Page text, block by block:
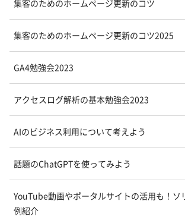
集客のためのホームページ更新のコツ
集客のためのホームページ更新のコツ2025
GA4勉強会2023
アクセスログ解析の基本勉強会2023
AIのビジネス利用について考えよう
話題のChatGPTを使ってみよう
YouTube動画やポータルサイトの活用も！ソ
例紹介